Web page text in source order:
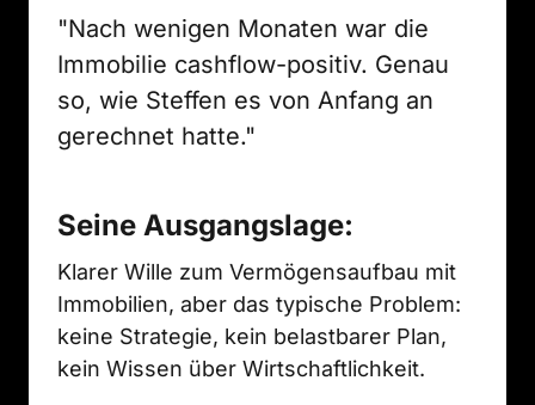
"Nach wenigen Monaten war die
Immobilie cashflow-positiv. Genau
so, wie Steffen es von Anfang an
gerechnet hatte."
Seine Ausgangslage:
Klarer Wille zum Vermögensaufbau mit
Immobilien, aber das typische Problem:
keine Strategie, kein belastbarer Plan,
kein Wissen über Wirtschaftlichkeit.